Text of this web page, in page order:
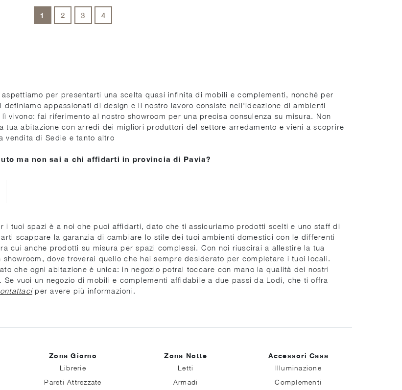
1 2 3 4
per presentarti una scelta quasi infinita di mobili e complementi, nonché per
appassionati di design e il nostro lavoro consiste nell'ideazione di ambienti
vivono: fai riferimento al nostro showroom per una precisa consulenza su misura. Non
abitazione con arredi dei migliori produttori del settore arredamento e vieni a scoprire
vendita di Sedie e tanto altro
ma non sai a chi affidarti in provincia di Pavia?
i tuoi spazi è a noi che puoi affidarti, dato che ti assicuriamo prodotti scelti e uno staff di
scappare la garanzia di cambiare lo stile dei tuoi ambienti domestici con le differenti
cui anche prodotti su misura per spazi complessi. Con noi riuscirai a allestire la tua
dove troverai quello che hai sempre desiderato per completare i tuoi locali.
che ogni abitazione è unica: in negozio potrai toccare con mano la qualità dei nostri
vuoi un negozio di mobili e complementi affidabile a due passi da Lodi, che ti offra
per avere più informazioni.
Zona Giorno
Librerie
Pareti Attrezzate
Zona Notte
Letti
Armadi
Accessori Casa
Illuminazione
Complementi